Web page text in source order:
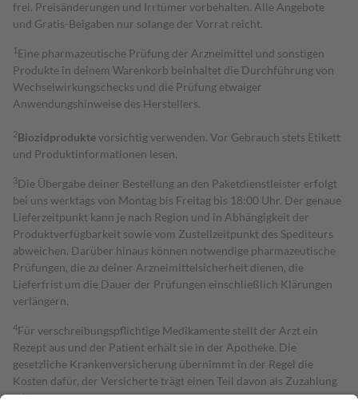
frei. Preisänderungen und Irrtümer vorbehalten. Alle Angebote
und Gratis-Beigaben nur solange der Vorrat reicht.
1 Eine pharmazeutische Prüfung der Arzneimittel und sonstigen
Produkte in deinem Warenkorb beinhaltet die Durchführung von
Wechselwirkungschecks und die Prüfung etwaiger
Anwendungshinweise des Herstellers.
2Biozidproduktevorsichtig verwenden. Vor Gebrauch stets Etikett
und Produktinformationen lesen.
3Die Übergabe deiner Bestellung an den Paketdienstleister erfolgt
bei uns werktags von Montag bis Freitag bis 18:00 Uhr. Der genaue
Lieferzeitpunkt kann je nach Region und in Abhängigkeit der
Produktverfügbarkeit sowie vom Zustellzeitpunkt des Spediteurs
abweichen. Darüber hinaus können notwendige pharmazeutische
Prüfungen, die zu deiner Arzneimittelsicherheit dienen, die
Lieferfrist um die Dauer der Prüfungen einschließlich Klärungen
verlängern.
4Für verschreibungspflichtige Medikamente stellt der Arzt ein
Rezept aus und der Patient erhält sie in der Apotheke. Die
gesetzliche Krankenversicherung übernimmt in der Regel die
Kosten dafür, der Versicherte trägt einen Teil davon als Zuzahlung
mit.